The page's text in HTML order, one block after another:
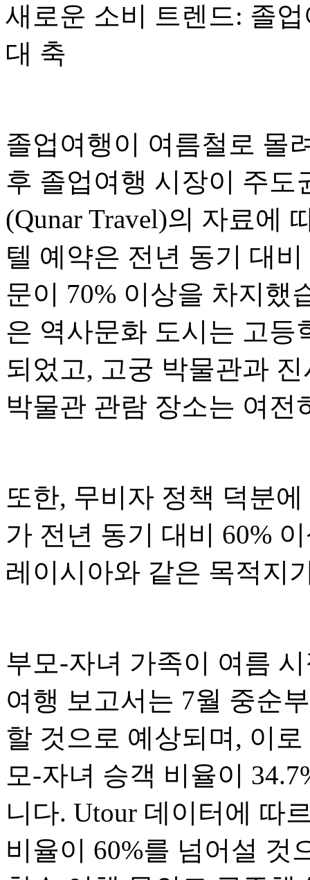
새로운 소비 트렌드: 졸
대 축
졸업여행이 여름철로 몰
후 졸업여행 시장이 주도
(Qunar Travel)의 자료에
텔 예약은 전년 동기 대
문이 70% 이상을 차지했
은 역사문화 도시는 고등
되었고, 고궁 박물관과
박물관 관람 장소는 여전
또한, 무비자 정책 덕분
가 전년 동기 대비 60%
레이시아와 같은 목적지
부모-자녀 가족이 여름
여행 보고서는 7월 중순
할 것으로 예상되며, 이
모-자녀 승객 비율이
니다. Utour 데이터에 따
비율이 60%를 넘어설 것